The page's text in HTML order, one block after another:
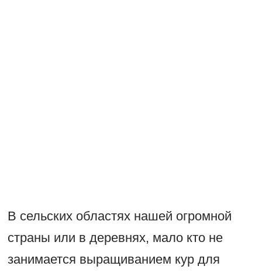
В сельских областях нашей огромной
страны или в деревнях, мало кто не
занимается выращиванием кур для